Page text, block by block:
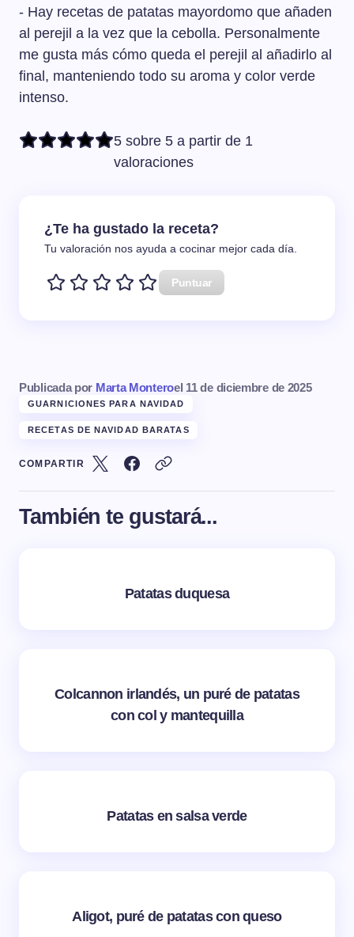
- Hay recetas de patatas mayordomo que añaden
al perejil a la vez que la cebolla. Personalmente
me gusta más cómo queda el perejil al añadirlo al
final, manteniendo todo su aroma y color verde
intenso.
5 sobre 5 a partir de 1
valoraciones
¿Te ha gustado la receta?
Tu valoración nos ayuda a cocinar mejor cada día.
Puntuar
Publicada por Marta Monteroel 11 de diciembre de 2025
GUARNICIONES PARA NAVIDAD
RECETAS DE NAVIDAD BARATAS
COMPARTIR
También te gustará...
Patatas duquesa
Colcannon irlandés, un puré de patatas
con col y mantequilla
Patatas en salsa verde
Aligot, puré de patatas con queso